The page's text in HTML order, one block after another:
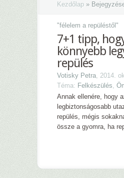
Kezdőlap »
"félelem a repüléstől"
7+1 tipp,
könnyebb
repülés
Votisky Petra, 2014.
Téma: Felkészülés,
Annak ellenére, hogy
legbiztonságosabb
repülés, mégis
össze a gyomra, ha